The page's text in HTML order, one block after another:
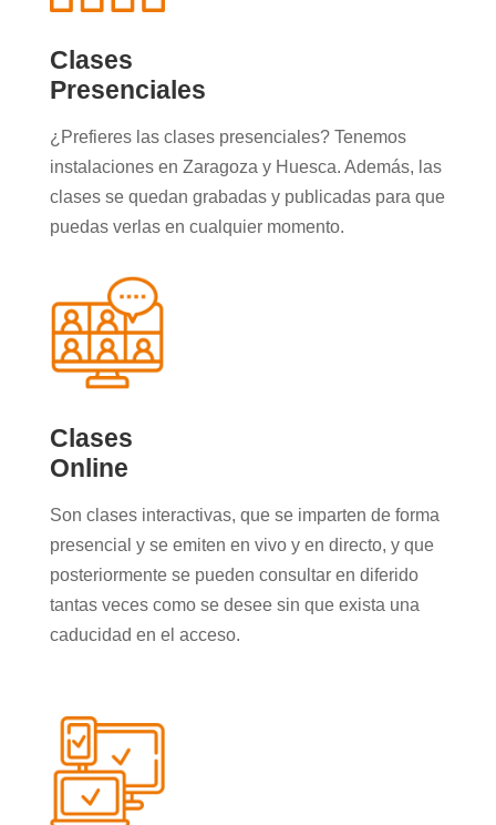
Clases
Presenciales
¿Prefieres las clases presenciales? Tenemos
instalaciones en Zaragoza y Huesca. Además, las
clases se quedan grabadas y publicadas para que
puedas verlas en cualquier momento.
Clases
Online
Son clases interactivas, que se imparten de forma
presencial y se emiten en vivo y en directo, y que
posteriormente se pueden consultar en diferido
tantas veces como se desee sin que exista una
caducidad en el acceso.